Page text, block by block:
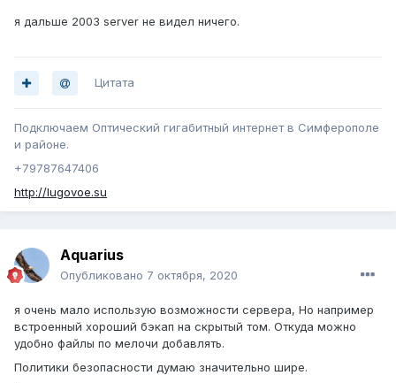
я дальше 2003 server не видел ничего.
Цитата
Подключаем Оптический гигабитный интернет в Симферополе
и районе.
+79787647406
http://lugovoe.su
Aquarius
Опубликовано 7 октября, 2020
я очень мало использую возможности сервера, Но например
встроенный хороший бэкап на скрытый том. Откуда можно
удобно файлы по мелочи добавлять.
Политики безопасности думаю значительно шире.